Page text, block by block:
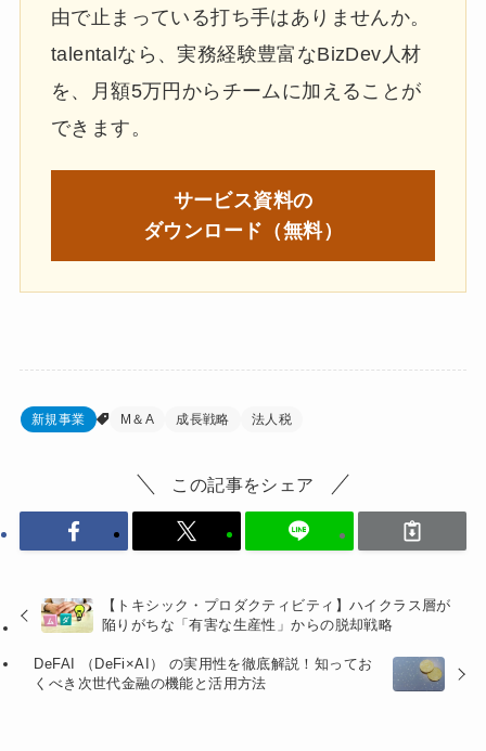
由で止まっている打ち手はありませんか。
talentalなら、実務経験豊富なBizDev人材
を、月額5万円からチームに加えることが
できます。
サービス資料の
ダウンロード（無料）
新規事業 M＆A 成長戦略 法人税
この記事をシェア
【トキシック・プロダクティビティ】ハイクラス層が
陥りがちな「有害な生産性」からの脱却戦略
DeFAI （DeFi×AI） の実用性を徹底解説！知ってお
くべき次世代金融の機能と活用方法